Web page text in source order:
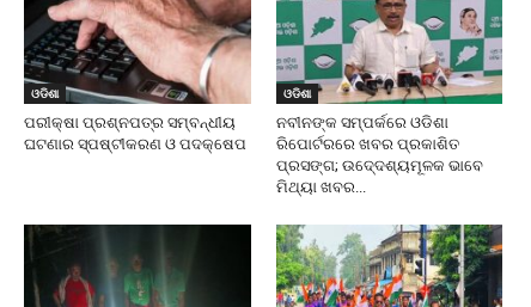
ଓଡିଶା
ପରୀକ୍ଷା ପ୍ରଶ୍ନପତ୍ର ସମ୍ବନ୍ଧୀୟ
ଘଟଣାର ସ୍ପଷ୍ଟୀକରଣ ଓ ପଦକ୍ଷେପ
ଓଡିଶା
ନବୀନଙ୍କ ସମ୍ପର୍କରେ ଓଡିଶା
ରିପୋର୍ଟରରେ ଖବର ପ୍ରକାଶିତ
ପ୍ରସଙ୍ଗ; ଉଦେ୍ଦଶ୍ୟମୂଳକ ଭାବେ
ମିଥ୍ୟା ଖବର...